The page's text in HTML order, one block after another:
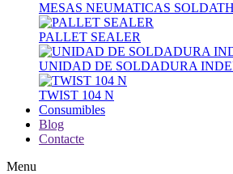
MESAS NEUMATICAS
PALLET SEALER
UNIDAD DE SOLDADURA
TWIST 104 N
Consumibles
Blog
Contacte
Menu